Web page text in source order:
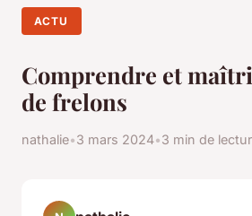
ACTU
Comprendre et
de frelons
nathalie•3 mars 2024•3 min de